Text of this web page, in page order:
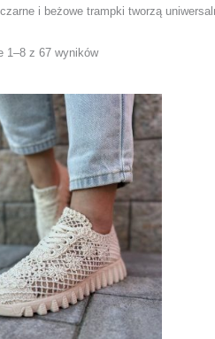
i beżowe trampki tworzą
of 67 results